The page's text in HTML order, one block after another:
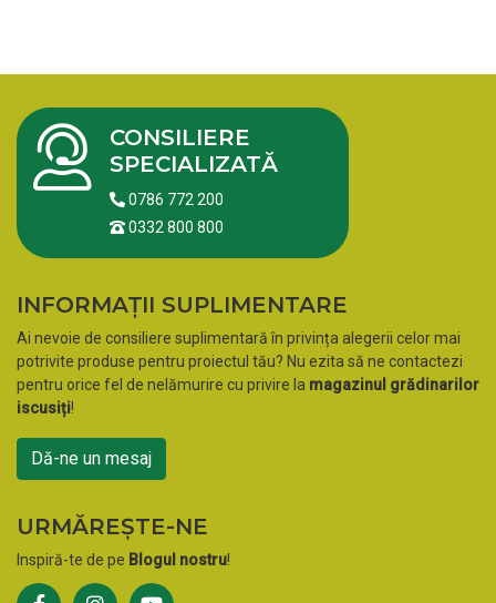
CONSILIERE
SPECIALIZATĂ
0786 772 200
0332 800 800
INFORMAȚII SUPLIMENTARE
Ai nevoie de consiliere suplimentară în privința alegerii celor mai
potrivite produse pentru proiectul tău? Nu ezita să ne contactezi
pentru orice fel de nelămurire cu privire la magazinul grădinarilor
iscusiți!
Dă-ne un mesaj
URMĂREȘTE-NE
Inspiră-te de pe Blogul nostru!